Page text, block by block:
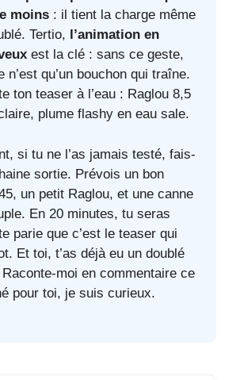
moins : il tient la charge même
Tertio,
l’animation en
est la clé : sans ce geste,
n’est qu’un bouchon qui traîne.
ton teaser à l’eau : Raglou 8,5
plume flashy en eau sale.
si tu ne l’as jamais testé, fais-
sortie. Prévois un bon
un petit Raglou, et une canne
En 20 minutes, tu seras
parie que c’est le teaser qui
Et toi, t’as déjà eu un doublé
moi en commentaire ce
pour toi, je suis curieux.